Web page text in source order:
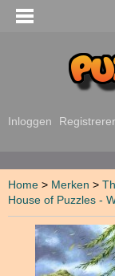
Inloggen
Home > Merken >
House of Puzzles -